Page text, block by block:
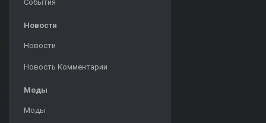
События
Новости
Новости
Новость Комментарии
Моды
Моды